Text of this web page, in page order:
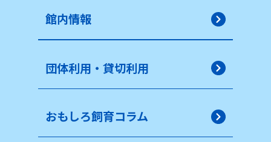
館内情報
団体利用・貸切利用
おもしろ飼育コラム